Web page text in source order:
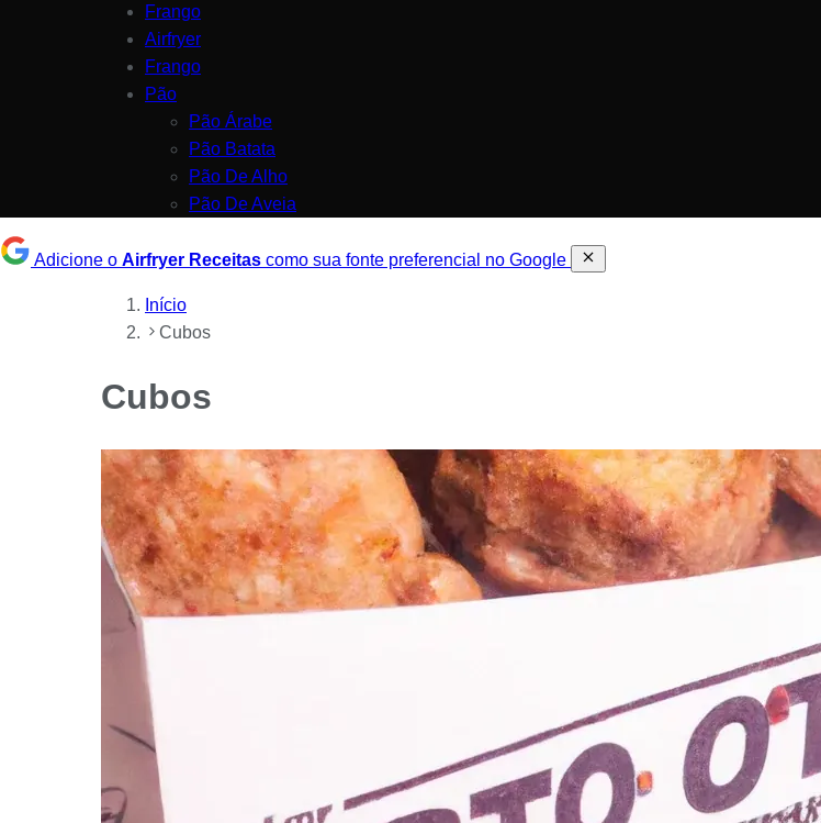
Frango
Airfryer
Frango
Pão
Pão Árabe
Pão Batata
Pão De Alho
Pão De Aveia
Adicione o Airfryer Receitas como sua fonte preferencial no Google
Início
Cubos
Cubos